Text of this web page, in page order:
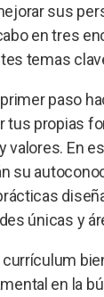
sus
en tres
temas
paso
tus propias
valores. En
su
únicas y
currículum
en la